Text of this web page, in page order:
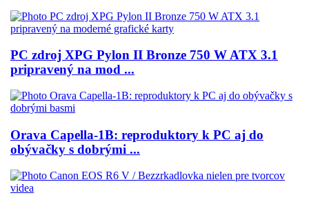
PC zdroj XPG Pylon II Bronze 750 W ATX 3.1
pripravený na mod ...
Orava Capella-1B: reproduktory k PC aj do
obývačky s dobrými ...